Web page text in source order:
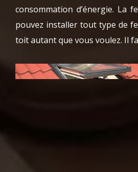
consommation d’énergie. La
pouvez installer tout type de
toit autant que vous voulez. Il